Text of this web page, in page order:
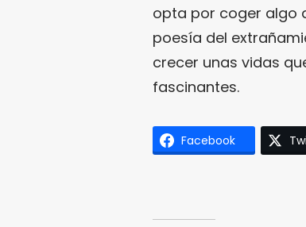
opta por coger algo
poesía del
crecer unas vidas
fascinantes.
Facebook